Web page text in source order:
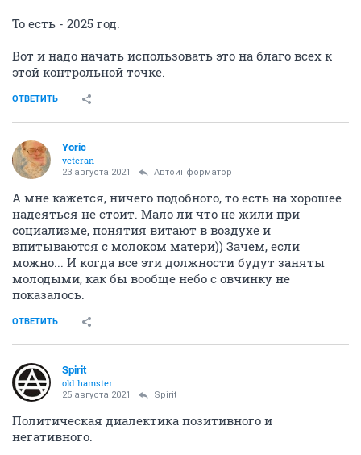
То есть - 2025 год.
Вот и надо начать использовать это на благо всех к
этой контрольной точке.
ОТВЕТИТЬ
Yoric
veteran
23 августа 2021 Автоинформатор
А мне кажется, ничего подобного, то есть на хорошее
надеяться не стоит. Мало ли что не жили при
социализме, понятия витают в воздухе и
впитываются с молоком матери)) Зачем, если
можно... И когда все эти должности будут заняты
молодыми, как бы вообще небо с овчинку не
показалось.
ОТВЕТИТЬ
Spirit
old hamster
25 августа 2021 Spirit
Политическая диалектика позитивного и
негативного.